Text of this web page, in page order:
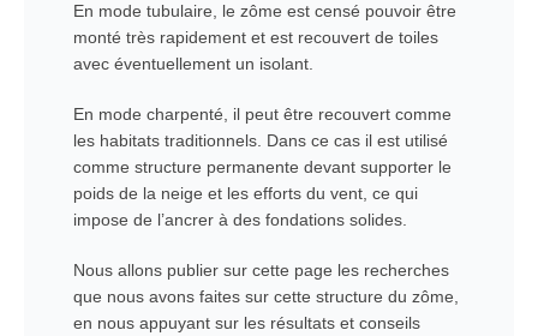
En mode tubulaire, le zôme est censé pouvoir être
monté très rapidement et est recouvert de toiles
avec éventuellement un isolant.
En mode charpenté, il peut être recouvert comme
les habitats traditionnels. Dans ce cas il est utilisé
comme structure permanente devant supporter le
poids de la neige et les efforts du vent, ce qui
impose de l’ancrer à des fondations solides.
Nous allons publier sur cette page les recherches
que nous avons faites sur cette structure du zôme,
en nous appuyant sur les résultats et conseils